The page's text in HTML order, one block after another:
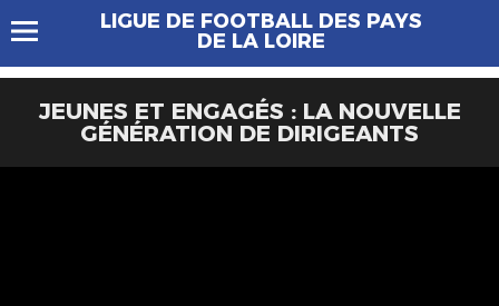
LIGUE DE FOOTBALL DES PAYS
DE LA LOIRE
JEUNES ET ENGAGÉS : LA NOUVELLE
GÉNÉRATION DE DIRIGEANTS